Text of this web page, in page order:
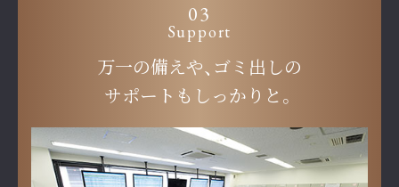
03
Support
万一の備えや、ゴミ出しの
サポートもしっかりと。